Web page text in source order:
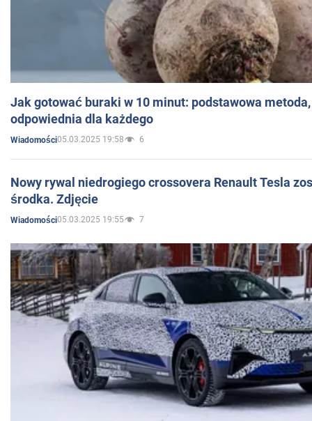
Jak gotować buraki w 10 minut: podstawowa
odpowiednia dla każdego
Wiadomości05.03.2025 19:58 6
Nowy rywal niedrogiego crossovera Renault Tesla
środka. Zdjęcie
Wiadomości05.03.2025 19:55 7